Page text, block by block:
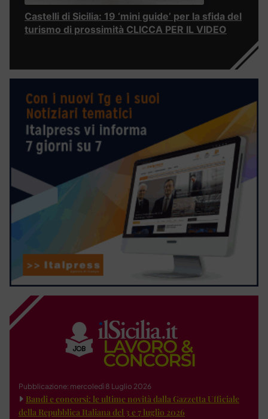
Castelli di Sicilia: 19 ‘mini guide’ per la sfida del
turismo di prossimità CLICCA PER IL VIDEO
Pubblicazione: mercoledì 8 Luglio 2026
Bandi e concorsi: le ultime novità dalla Gazzetta Ufficiale
della Repubblica Italiana del 3 e 7 luglio 2026